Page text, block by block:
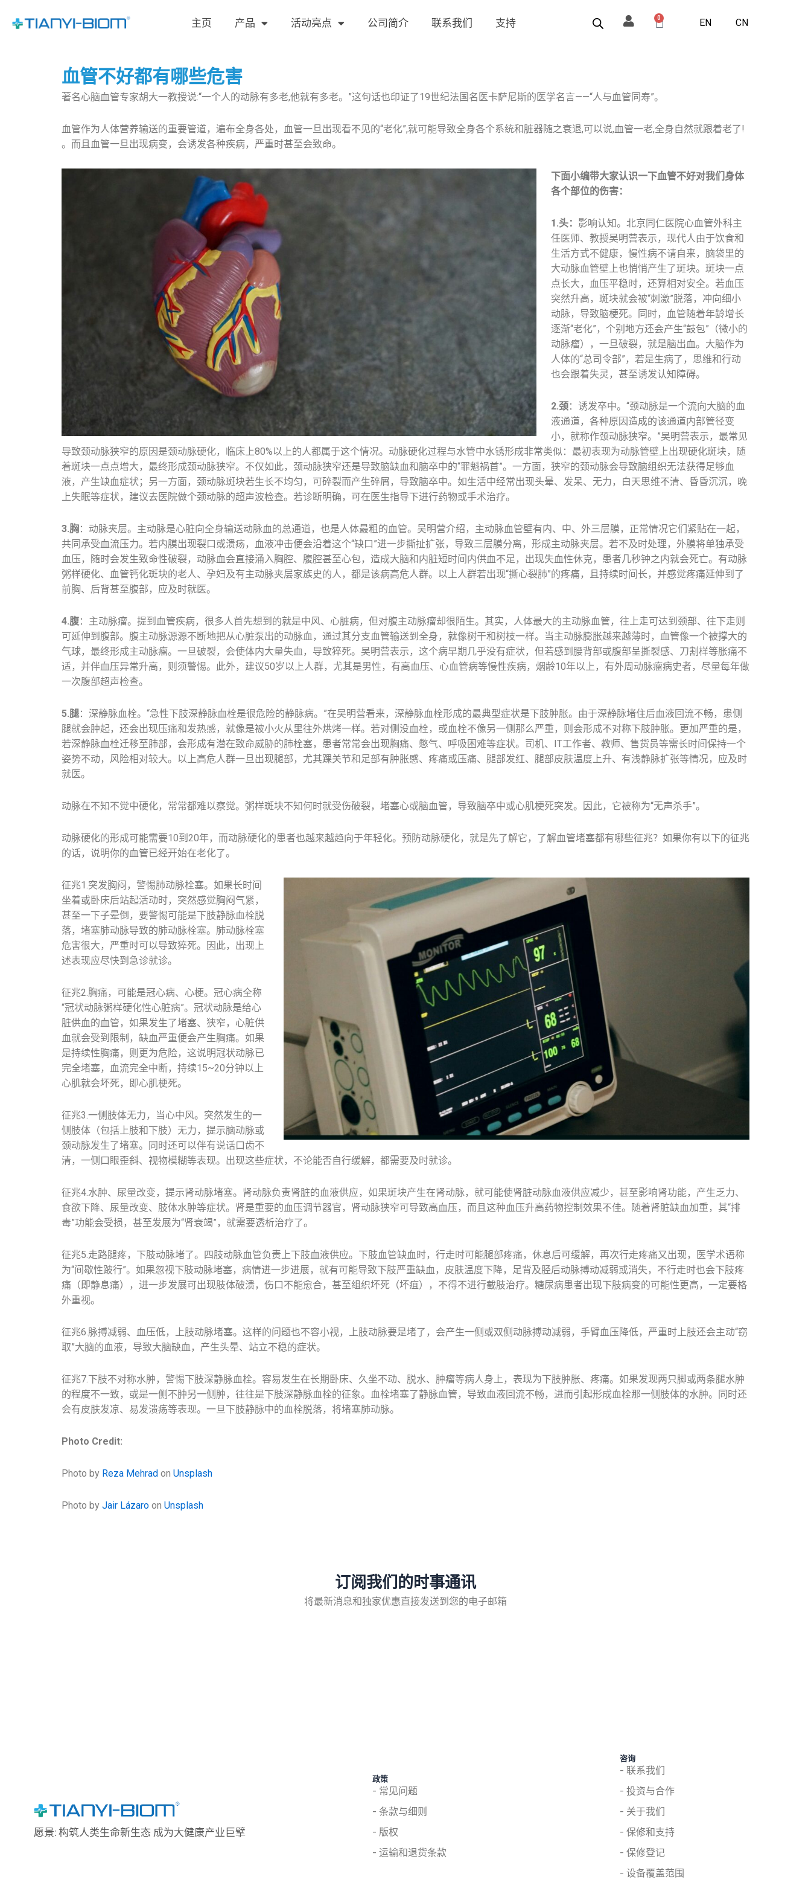
主页 产品 活动亮点 公司简介 联系我们 支持 0 EN CN
血管不好都有哪些危害
著名心脑血管专家胡大一教授说:“一个人的动脉有多老,他就有多老。”这句话也印证了19世纪法国名医卡萨尼斯的医学名言——“人与血管同寿”。
血管作为人体营养输送的重要管道，遍布全身各处，血管一旦出现看不见的“老化”,就可能导致全身各个系统和脏器随之衰退,可以说,血管一老,全身自然就跟着老了!
。而且血管一旦出现病变，会诱发各种疾病，严重时甚至会致命。
下面小编带大家认识一下血管不好对我们身体
各个部位的伤害：
1.头： 影响认知。北京同仁医院心血管外科主
任医师、教授吴明营表示，现代人由于饮食和
生活方式不健康，慢性病不请自来，脑袋里的
大动脉血管壁上也悄悄产生了斑块。斑块一点
点长大，血压平稳时，还算相对安全。若血压
突然升高，斑块就会被“刺激”脱落，冲向细小
动脉，导致脑梗死。同时，血管随着年龄增长
逐渐“老化”，个别地方还会产生“鼓包”（微小的
动脉瘤），一旦破裂，就是脑出血。大脑作为
人体的“总司令部”，若是生病了，思维和行动
也会跟着失灵，甚至诱发认知障碍。
2.颈：诱发卒中。“颈动脉是一个流向大脑的血
液通道，各种原因造成的该通道内部管径变
小，就称作颈动脉狭窄。”吴明营表示，最常见
导致颈动脉狭窄的原因是颈动脉硬化，临床上80%以上的人都属于这个情况。动脉硬化过程与水管中水锈形成非常类似：最初表现为动脉管壁上出现硬化斑块，随
着斑块一点点增大，最终形成颈动脉狭窄。不仅如此，颈动脉狭窄还是导致脑缺血和脑卒中的“罪魁祸首”。一方面，狭窄的颈动脉会导致脑组织无法获得足够血
液，产生缺血症状；另一方面，颈动脉斑块若生长不均匀，可碎裂而产生碎屑，导致脑卒中。如生活中经常出现头晕、发呆、无力，白天思维不清、昏昏沉沉，晚
上失眠等症状，建议去医院做个颈动脉的超声波检查。若诊断明确，可在医生指导下进行药物或手术治疗。
3.胸：动脉夹层。主动脉是心脏向全身输送动脉血的总通道，也是人体最粗的血管。吴明营介绍，主动脉血管壁有内、中、外三层膜，正常情况它们紧贴在一起，
共同承受血流压力。若内膜出现裂口或溃疡，血液冲击便会沿着这个“缺口”进一步撕扯扩张，导致三层膜分离，形成主动脉夹层。若不及时处理，外膜将单独承受
血压，随时会发生致命性破裂，动脉血会直接涌入胸腔、腹腔甚至心包，造成大脑和内脏短时间内供血不足，出现失血性休克，患者几秒钟之内就会死亡。有动脉
粥样硬化、血管钙化斑块的老人、孕妇及有主动脉夹层家族史的人，都是该病高危人群。以上人群若出现“撕心裂肺”的疼痛，且持续时间长，并感觉疼痛延伸到了
前胸、后背甚至腹部，应及时就医。
4.腹：主动脉瘤。提到血管疾病，很多人首先想到的就是中风、心脏病，但对腹主动脉瘤却很陌生。其实，人体最大的主动脉血管，往上走可达到颈部、往下走则
可延伸到腹部。腹主动脉源源不断地把从心脏泵出的动脉血，通过其分支血管输送到全身，就像树干和树枝一样。当主动脉膨胀越来越薄时，血管像一个被撑大的
气球，最终形成主动脉瘤。一旦破裂，会使体内大量失血，导致猝死。吴明营表示，这个病早期几乎没有症状，但若感到腰背部或腹部呈撕裂感、刀割样等胀痛不
适，并伴血压异常升高，则须警惕。此外，建议50岁以上人群，尤其是男性，有高血压、心血管病等慢性疾病，烟龄10年以上，有外周动脉瘤病史者，尽量每年做
一次腹部超声检查。
5.腿：深静脉血栓。“急性下肢深静脉血栓是很危险的静脉病。”在吴明营看来，深静脉血栓形成的最典型症状是下肢肿胀。由于深静脉堵住后血液回流不畅，患侧
腿就会肿起，还会出现压痛和发热感，就像是被小火从里往外烘烤一样。若对侧没血栓，或血栓不像另一侧那么严重，则会形成不对称下肢肿胀。更加严重的是，
若深静脉血栓迁移至肺部，会形成有潜在致命威胁的肺栓塞，患者常常会出现胸痛、憋气、呼吸困难等症状。司机、IT工作者、教师、售货员等需长时间保持一个
姿势不动，风险相对较大。以上高危人群一旦出现腿部，尤其踝关节和足部有肿胀感、疼痛或压痛、腿部发红、腿部皮肤温度上升、有浅静脉扩张等情况，应及时
就医。
动脉在不知不觉中硬化，常常都难以察觉。粥样斑块不知何时就受伤破裂，堵塞心或脑血管，导致脑卒中或心肌梗死突发。因此，它被称为“无声杀手”。
动脉硬化的形成可能需要10到20年，而动脉硬化的患者也越来越趋向于年轻化。预防动脉硬化，就是先了解它，了解血管堵塞都有哪些征兆？如果你有以下的征兆
的话，说明你的血管已经开始在老化了。
征兆1.突发胸闷，警惕肺动脉栓塞。如果长时间
坐着或卧床后站起活动时，突然感觉胸闷气紧，
甚至一下子晕倒，要警惕可能是下肢静脉血栓脱
落，堵塞肺动脉导致的肺动脉栓塞。肺动脉栓塞
危害很大，严重时可以导致猝死。因此，出现上
述表现应尽快到急诊就诊。
征兆2.胸痛，可能是冠心病、心梗。冠心病全称
“冠状动脉粥样硬化性心脏病”。冠状动脉是给心
脏供血的血管，如果发生了堵塞、狭窄，心脏供
血就会受到限制，缺血严重便会产生胸痛。如果
是持续性胸痛，则更为危险，这说明冠状动脉已
完全堵塞，血流完全中断，持续15~20分钟以上
心肌就会坏死，即心肌梗死。
征兆3.一侧肢体无力，当心中风。突然发生的一
侧肢体（包括上肢和下肢）无力，提示脑动脉或
颈动脉发生了堵塞。同时还可以伴有说话口齿不
清，一侧口眼歪斜、视物模糊等表现。出现这些症状，不论能否自行缓解，都需要及时就诊。
征兆4.水肿、尿量改变，提示肾动脉堵塞。肾动脉负责肾脏的血液供应，如果斑块产生在肾动脉，就可能使肾脏动脉血液供应减少，甚至影响肾功能，产生乏力、
食欲下降、尿量改变、肢体水肿等症状。肾是重要的血压调节器官，肾动脉狭窄可导致高血压，而且这种血压升高药物控制效果不佳。随着肾脏缺血加重，其“排
毒”功能会受损，甚至发展为“肾衰竭”，就需要透析治疗了。
征兆5.走路腿疼，下肢动脉堵了。四肢动脉血管负责上下肢血液供应。下肢血管缺血时，行走时可能腿部疼痛，休息后可缓解，再次行走疼痛又出现，医学术语称
为“间歇性跛行”。如果忽视下肢动脉堵塞，病情进一步进展，就有可能导致下肢严重缺血，皮肤温度下降，足背及胫后动脉搏动减弱或消失，不行走时也会下肢疼
痛（即静息痛），进一步发展可出现肢体破溃，伤口不能愈合，甚至组织坏死（坏疽），不得不进行截肢治疗。糖尿病患者出现下肢病变的可能性更高，一定要格
外重视。
征兆6.脉搏减弱、血压低，上肢动脉堵塞。这样的问题也不容小视，上肢动脉要是堵了，会产生一侧或双侧动脉搏动减弱，手臂血压降低，严重时上肢还会主动“窃
取”大脑的血液，导致大脑缺血，产生头晕、站立不稳的症状。
征兆7.下肢不对称水肿，警惕下肢深静脉血栓。容易发生在长期卧床、久坐不动、脱水、肿瘤等病人身上，表现为下肢肿胀、疼痛。如果发现两只脚或两条腿水肿
的程度不一致，或是一侧不肿另一侧肿，往往是下肢深静脉血栓的征象。血栓堵塞了静脉血管，导致血液回流不畅，进而引起形成血栓那一侧肢体的水肿。同时还
会有皮肤发凉、易发溃疡等表现。一旦下肢静脉中的血栓脱落，将堵塞肺动脉。
Photo Credit:
Photo by Reza Mehrad on Unsplash
Photo by Jair Lázaro on Unsplash
订阅我们的时事通讯
将最新消息和独家优惠直接发送到您的电子邮箱
愿景: 构筑人类生命新生态 成为大健康产业巨擘
政策
- 常见问题
- 条款与细则
- 版权
- 运输和退货条款
咨询
- 联系我们
- 投资与合作
- 关于我们
- 保修和支持
- 保修登记
- 设备覆盖范围